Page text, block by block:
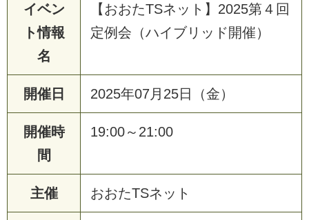
イベン
ト情報
名
【おおたTSネット】2025第４回
定例会（ハイブリッド開催）
開催日 2025年07月25日（金）
開催時
間
19:00～21:00
主催 おおたTSネット